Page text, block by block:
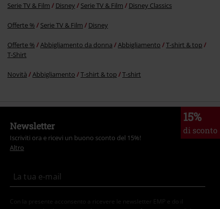
Serie TV & Film Disney Serie TV & Film Disney Classics
Offerte % Serie TV & Film Disney
Offerte % Abbigliamento da donna Abbigliamento
T-shirt & top
T-Shirt
Novità Abbigliamento T-shirt & top T-shirt
15%
di sconto
Newsletter
Iscriviti ora e ricevi un buono sconto del 15%!
Altro
Con la presente acconsento a ricevere le newsletter EMP e do il